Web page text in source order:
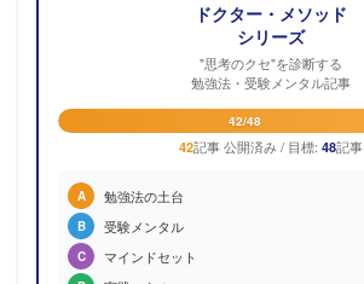
ドクター・メソッド
シリーズ
"思考のクセ"を診断する
勉強法・受験メンタル記事
42/48
42記事 公開済み / 目標: 48記事
A 勉強法の土台
B 受験メンタル
C マインドセット